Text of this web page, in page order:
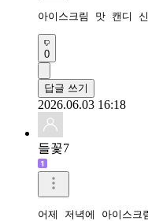
아이스크림 맛 캔디
0
답글 쓰기
2026.06.03 16:18
들꽃7
어제 저녁에 아이스크